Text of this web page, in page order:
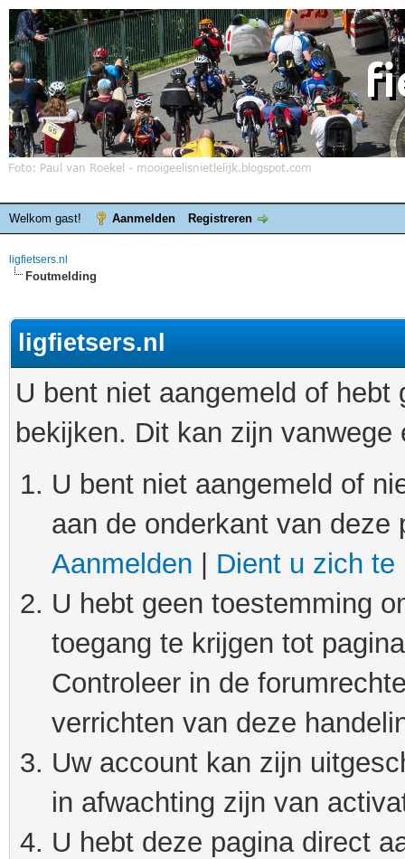
Welkom gast! Aanmelden Registreren
ligfietsers.nl
Foutmelding
ligfietsers.nl
U bent niet aangemeld of
bekijken. Dit kan zijn
U bent niet aangemeld of
aan de onderkant van
Aanmelden
Dient u zich te
U hebt geen toestemming
toegang te krijgen tot
Controleer in de
verrichten van deze
Uw account kan zijn
in afwachting zijn van
U hebt deze pagina direct